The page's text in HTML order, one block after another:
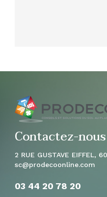
Contactez-nous
2 RUE GUSTAVE EIFFEL,
sc@prodecoonline.com
03 44 20 78 20